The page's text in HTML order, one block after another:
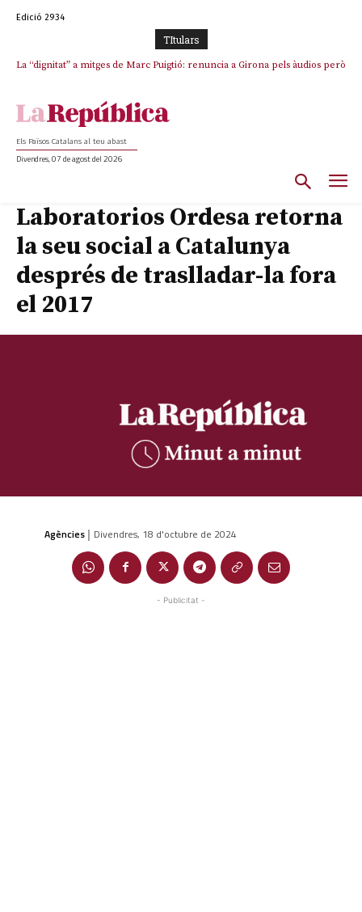
Edició 2934
TItulars
La “dignitat” a mitges de Marc Puigtió: renuncia a Girona pels àudios però
Els Països Catalans al teu abast
Divendres, 07 de agost del 2026
Laboratorios Ordesa retorna
la seu social a Catalunya
després de traslladar-la fora
el 2017
Agències | Divendres, 18 d'octubre de 2024
- Publicitat -